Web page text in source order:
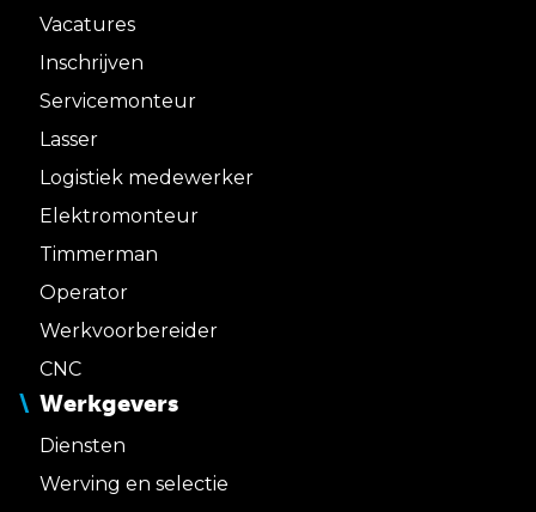
Vacatures
Inschrijven
Servicemonteur
Lasser
Logistiek medewerker
Elektromonteur
Timmerman
Operator
Werkvoorbereider
CNC
Werkgevers
Diensten
Werving en selectie